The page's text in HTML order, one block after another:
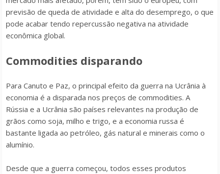
previsão de queda de atividade e alta do desemprego, o que
pode acabar tendo repercussão negativa na atividade
econômica global.
Commodities disparando
Para Canuto e Paz, o principal efeito da guerra na Ucrânia à
economia é a disparada nos preços de commodities. A
Rússia e a Ucrânia são países relevantes na produção de
grãos como soja, milho e trigo, e a economia russa é
bastante ligada ao petróleo, gás natural e minerais como o
alumínio.
Desde que a guerra começou, todos esses produtos